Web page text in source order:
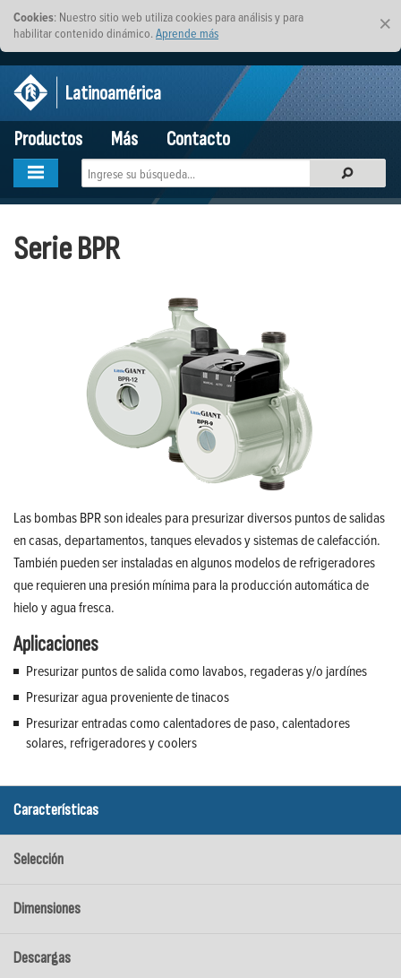
×
Cookies: Nuestro sitio web utiliza cookies para análisis y para
habilitar contenido dinámico. Aprende más
Latinoamérica
Productos
Más Contacto
Serie BPR
Las bombas BPR son ideales para presurizar diversos puntos de salidas
en casas, departamentos, tanques elevados y sistemas de calefacción.
También pueden ser instaladas en algunos modelos de refrigeradores
que requieren una presión mínima para la producción automática de
hielo y agua fresca.
Aplicaciones
Presurizar puntos de salida como lavabos, regaderas y/o jardínes
Presurizar agua proveniente de tinacos
Presurizar entradas como calentadores de paso, calentadores
solares, refrigeradores y coolers
Características
Selección
Dimensiones
Descargas